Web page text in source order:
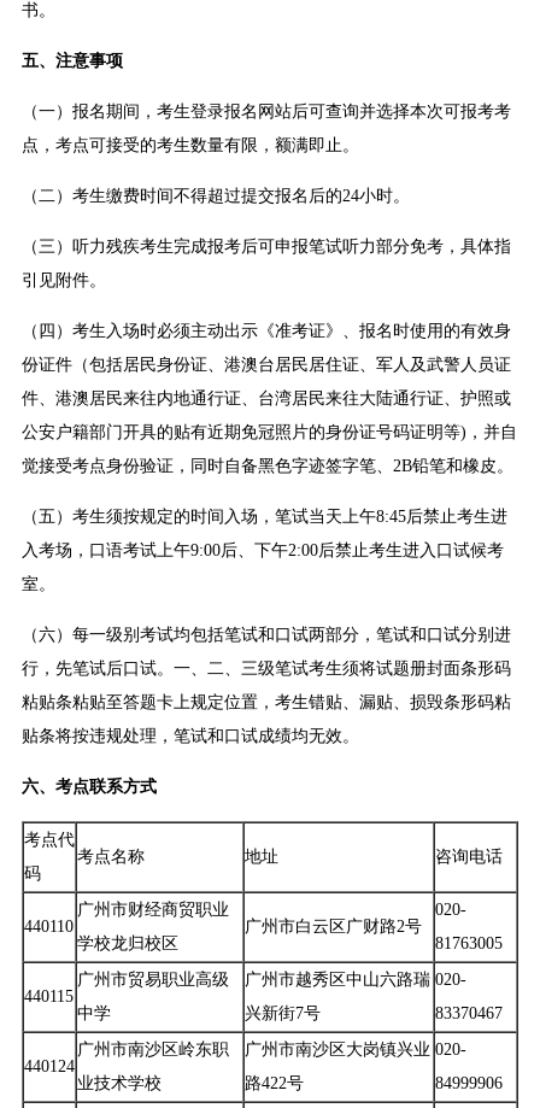
书。
五、注意事项
（一）报名期间，考生登录报名网站后可查询并选择本次可报考考
点，考点可接受的考生数量有限，额满即止。
（二）考生缴费时间不得超过提交报名后的24小时。
（三）听力残疾考生完成报考后可申报笔试听力部分免考，具体指
引见附件。
（四）考生入场时必须主动出示《准考证》、报名时使用的有效身
份证件（包括居民身份证、港澳台居民居住证、军人及武警人员证
件、港澳居民来往内地通行证、台湾居民来往大陆通行证、护照或
公安户籍部门开具的贴有近期免冠照片的身份证号码证明等)，并自
觉接受考点身份验证，同时自备黑色字迹签字笔、2B铅笔和橡皮。
（五）考生须按规定的时间入场，笔试当天上午8:45后禁止考生进
入考场，口语考试上午9:00后、下午2:00后禁止考生进入口试候考
室。
（六）每一级别考试均包括笔试和口试两部分，笔试和口试分别进
行，先笔试后口试。一、二、三级笔试考生须将试题册封面条形码
粘贴条粘贴至答题卡上规定位置，考生错贴、漏贴、损毁条形码粘
贴条将按违规处理，笔试和口试成绩均无效。
六、考点联系方式
考点代
码
考点名称 地址 咨询电话
440110
广州市财经商贸职业
学校龙归校区
广州市白云区广财路2号
020-
81763005
440115
广州市贸易职业高级
中学
广州市越秀区中山六路瑞
兴新街7号
020-
83370467
440124
广州市南沙区岭东职
业技术学校
广州市南沙区大岗镇兴业
路422号
020-
84999906